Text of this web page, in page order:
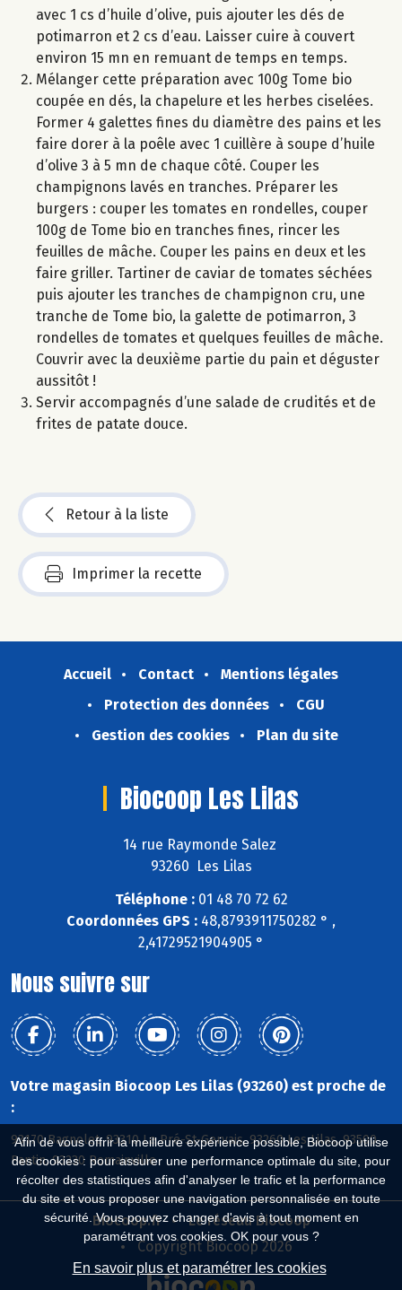
Afin de vous offrir la meilleure expérience possible, Biocoop utilise
des cookies : pour assurer une performance optimale du site, pour
récolter des statistiques afin d'analyser le trafic et la performance
du site et vous proposer une navigation personnalisée en toute
sécurité. Vous pouvez changer d'avis à tout moment en
paramétrant vos cookies. OK pour vous ?
En savoir plus et paramétrer les cookies
avec 1 cs d’huile d’olive, puis ajouter les dés de
potimarron et 2 cs d’eau. Laisser cuire à couvert
environ 15 mn en remuant de temps en temps.
Mélanger cette préparation avec 100g Tome bio
coupée en dés, la chapelure et les herbes ciselées.
Former 4 galettes fines du diamètre des pains et les
faire dorer à la poêle avec 1 cuillère à soupe d’huile
d’olive 3 à 5 mn de chaque côté. Couper les
champignons lavés en tranches. Préparer les
burgers : couper les tomates en rondelles, couper
100g de Tome bio en tranches fines, rincer les
feuilles de mâche. Couper les pains en deux et les
faire griller. Tartiner de caviar de tomates séchées
puis ajouter les tranches de champignon cru, une
tranche de Tome bio, la galette de potimarron, 3
rondelles de tomates et quelques feuilles de mâche.
Couvrir avec la deuxième partie du pain et déguster
aussitôt !
Servir accompagnés d’une salade de crudités et de
frites de patate douce.
Retour à la liste
Imprimer la recette
Accueil Contact
Mentions légales
Protection des données
CGU
Gestion des cookies
Plan du site
Biocoop Les Lilas
14 rue Raymonde Salez
93260 Les Lilas
Téléphone :01 48 70 72 62
Coordonnées GPS : 48,8793911750282 ° ,
2,41729521904905 °
Nous suivre sur
Votre magasin Biocoop Les Lilas (93260) est proche de
:
93170 Bagnolet, 93310 Le Pré-St-Gervais, 93260 Les Lilas, 93500
Pantin, 93230 Romainville
Biocoop.fr
Le réseau Biocoop
Copyright Biocoop 2026